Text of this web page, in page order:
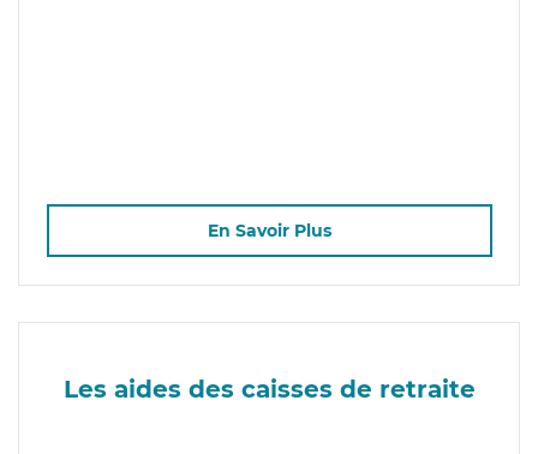
En Savoir Plus
Les aides des caisses de retraite